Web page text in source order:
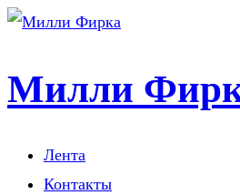
Милли
Лента
Контакты